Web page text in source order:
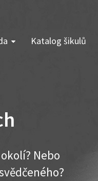
Katalog šikulů
Nebo